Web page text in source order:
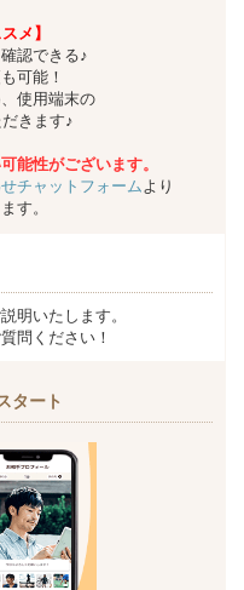
メ】
認できる♪
可能！
使用端末の
きます♪
能性がございます。
チャットフォーム より
す。
明いたします。
問ください！
タート